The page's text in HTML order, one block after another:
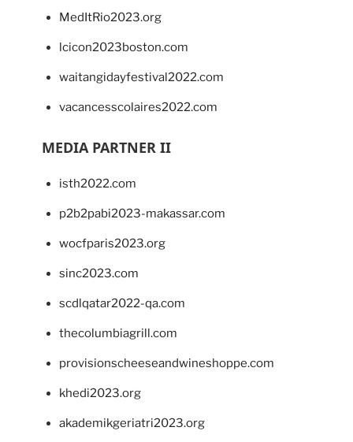
MedItRio2023.org
lcicon2023boston.com
waitangidayfestival2022.com
vacancesscolaires2022.com
MEDIA PARTNER II
isth2022.com
p2b2pabi2023-makassar.com
wocfparis2023.org
sinc2023.com
scdlqatar2022-qa.com
thecolumbiagrill.com
provisionscheeseandwineshoppe.com
khedi2023.org
akademikgeriatri2023.org